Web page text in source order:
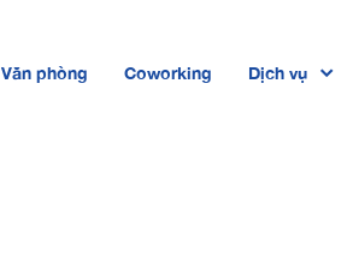
Văn phòng Coworking Dịch vụ